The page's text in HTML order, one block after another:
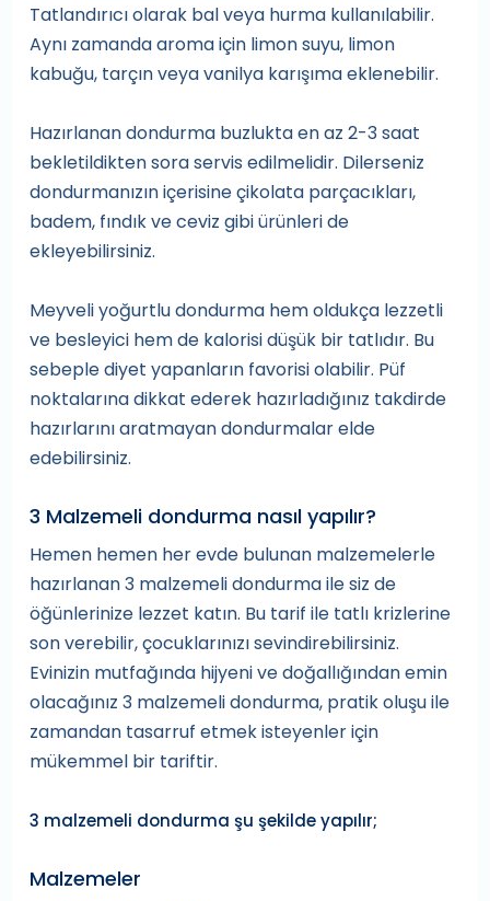
Tatlandırıcı olarak bal veya hurma kullanılabilir.
Aynı zamanda aroma için limon suyu, limon
kabuğu, tarçın veya vanilya karışıma eklenebilir.
Hazırlanan dondurma buzlukta en az 2-3 saat
bekletildikten sora servis edilmelidir. Dilerseniz
dondurmanızın içerisine çikolata parçacıkları,
badem, fındık ve ceviz gibi ürünleri de
ekleyebilirsiniz.
Meyveli yoğurtlu dondurma hem oldukça lezzetli
ve besleyici hem de kalorisi düşük bir tatlıdır. Bu
sebeple diyet yapanların favorisi olabilir. Püf
noktalarına dikkat ederek hazırladığınız takdirde
hazırlarını aratmayan dondurmalar elde
edebilirsiniz.
3 Malzemeli dondurma nasıl yapılır?
Hemen hemen her evde bulunan malzemelerle
hazırlanan 3 malzemeli dondurma ile siz de
öğünlerinize lezzet katın. Bu tarif ile tatlı krizlerine
son verebilir, çocuklarınızı sevindirebilirsiniz.
Evinizin mutfağında hijyeni ve doğallığından emin
olacağınız 3 malzemeli dondurma, pratik oluşu ile
zamandan tasarruf etmek isteyenler için
mükemmel bir tariftir.
3 malzemeli dondurma şu şekilde yapılır;
Malzemeler